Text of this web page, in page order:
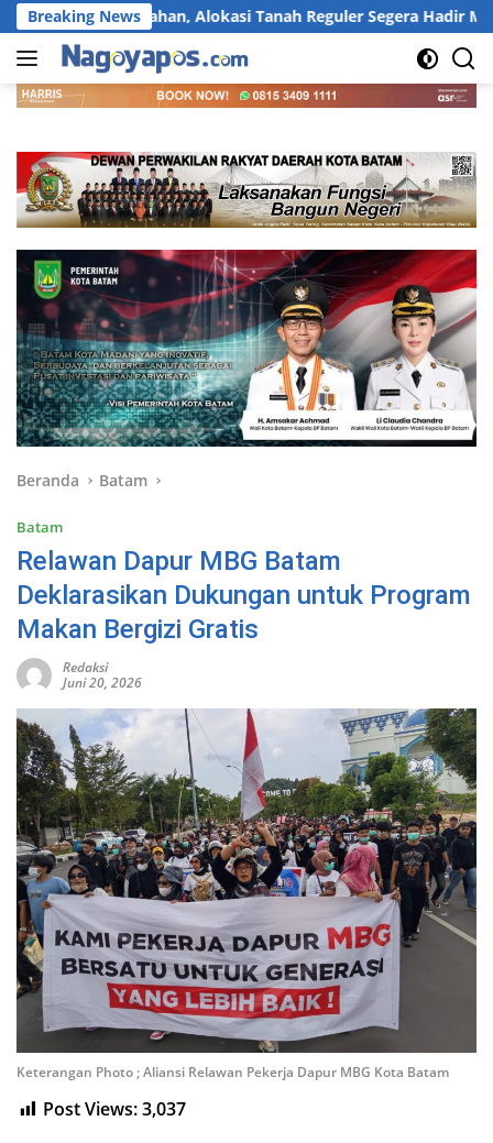
Langsung
ke
konten
Breaking NewsAlokasi Tanah Reguler Segera Hadir Melalui LMS
Beranda Batam
Batam
Relawan Dapur MBG Batam
Deklarasikan Dukungan untuk Program
Makan Bergizi Gratis
Redaksi
Juni 20, 2026
Keterangan Photo ; Aliansi Relawan Pekerja Dapur MBG Kota Batam
Post Views:3,037